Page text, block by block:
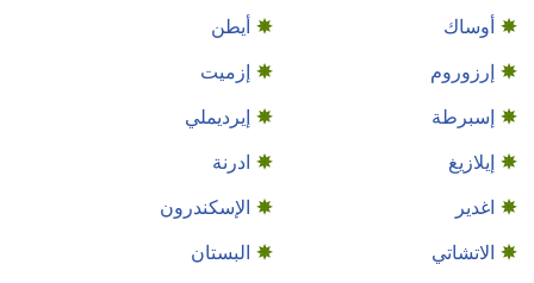
أوساك
أيطن
إرزوروم
إزميت
إسبرطة
إيرديملي
إيلازيغ
ادرنة
اغدير
الإسكندرون
الاتشاتي
البستان